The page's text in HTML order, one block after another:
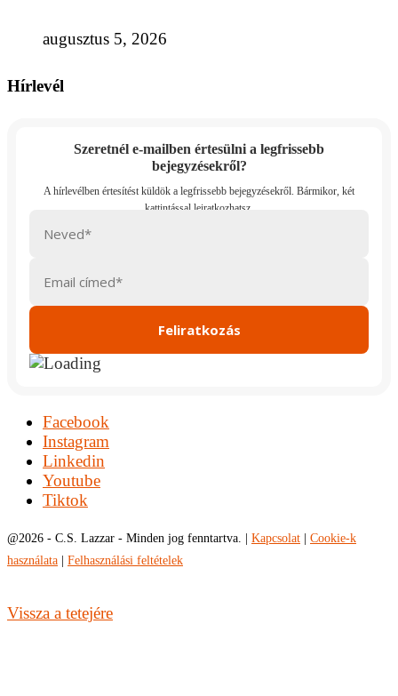
augusztus 5, 2026
Hírlevél
Szeretnél e-mailben értesülni a legfrissebb
bejegyzésekről?
Facebook
Instagram
Linkedin
Youtube
Tiktok
@2026 - C.S. Lazzar - Minden jog fenntartva. | Kapcsolat
Cookie-k
használata
Felhasználási feltételek
Vissza a tetejére